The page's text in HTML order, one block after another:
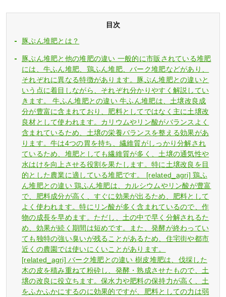
目次
豚ぷん堆肥とは？
豚ぷん堆肥と他の堆肥の違い 一般的に市販されている堆肥
には、牛ふん堆肥、鶏ふん堆肥、バーク堆肥などがあり、
それぞれに異なる特徴があります。豚ぷん堆肥との違いと
いう点に着目しながら、それぞれ分かりやすく解説してい
きます。 牛ふん堆肥との違い 牛ふん堆肥は、土壌改良成
分が豊富に含まれており、肥料としてではなく主に土壌改
良材として使われます。カリウムやリン酸がバランスよく
含まれているため、土壌の栄養バランスを整える効果があ
ります。牛は4つの胃を持ち、繊維質がしっかり分解され
ているため、堆肥としても繊維質が多く、土壌の通気性や
水はけを向上させる役割を果たします。特に土壌改良を目
的とした農業に適している堆肥です。 [related_agri] 鶏ふ
ん堆肥との違い 鶏ふん堆肥は、カルシウムやリン酸が豊富
で、肥料成分が高く、すぐに効果が出るため、肥料として
よく使われます。特にリン酸が多く含まれているので、作
物の成長を早めます。ただし、土の中で早く分解されるた
め、効果が続く期間は短めです。また、発酵が終わってい
ても独特の強い臭いが残ることがあるため、住宅街や都市
近くの農園では使いにくいことがあります。
[related_agri] バーク堆肥との違い 樹皮堆肥は、伐採した
木の皮を積み重ねて粉砕し、発酵・熟成させたもので、土
壌の改良に役立ちます。保水力や肥料の保持力が高く、土
をふかふかにするのに効果的ですが、肥料としての力は弱